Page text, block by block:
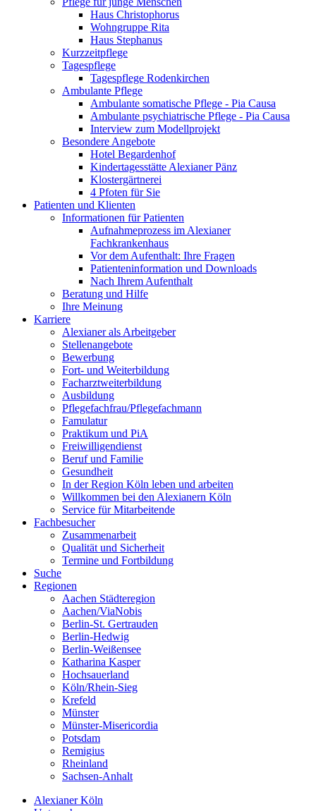
Haus Christophorus
Wohngruppe Rita
Haus Stephanus
Kurzzeitpflege
Tagespflege
Tagespflege Rodenkirchen
Ambulante Pflege
Ambulante somatische Pflege - Pia Causa
Ambulante psychiatrische Pflege - Pia Causa
Interview zum Modellprojekt
Besondere Angebote
Hotel Begardenhof
Kindertagesstätte Alexianer Pänz
Klostergärtnerei
4 Pfoten für Sie
Patienten und Klienten
Informationen für Patienten
Aufnahmeprozess im Alexianer
Fachkrankenhaus
Vor dem Aufenthalt: Ihre Fragen
Patienteninformation und Downloads
Nach Ihrem Aufenthalt
Beratung und Hilfe
Ihre Meinung
Karriere
Alexianer als Arbeitgeber
Stellenangebote
Bewerbung
Fort- und Weiterbildung
Facharztweiterbildung
Ausbildung
Pflegefachfrau/Pflegefachmann
Famulatur
Praktikum und PiA
Freiwilligendienst
Beruf und Familie
Gesundheit
In der Region Köln leben und arbeiten
Willkommen bei den Alexianern Köln
Service für Mitarbeitende
Fachbesucher
Zusammenarbeit
Qualität und Sicherheit
Termine und Fortbildung
Suche
Regionen
Aachen Städteregion
Aachen/ViaNobis
Berlin-St. Gertrauden
Berlin-Hedwig
Berlin-Weißensee
Katharina Kasper
Hochsauerland
Köln/Rhein-Sieg
Krefeld
Münster
Münster-Misericordia
Potsdam
Remigius
Rheinland
Sachsen-Anhalt
Alexianer Köln